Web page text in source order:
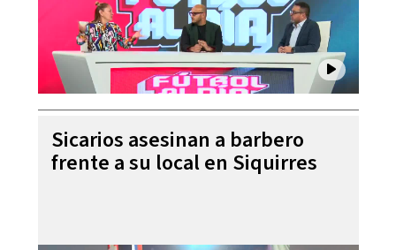
Sicarios asesinan a barbero
frente a su local en Siquirres